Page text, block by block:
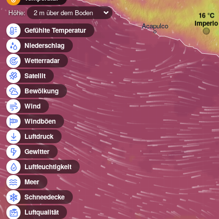
Höhe:
2 m über dem Boden
Gefühlte Temperatur
Niederschlag
Wetterradar
Satellit
Bewölkung
Wind
Windböen
Luftdruck
Gewitter
Luftfeuchtigkeit
Meer
Schneedecke
Luftqualität
Acapulco Imperio